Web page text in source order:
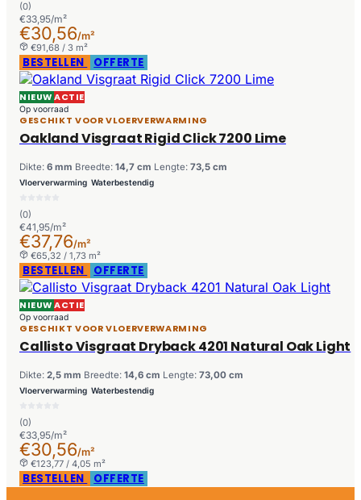
(0)
€33,95/m²
€30,56/m²
€91,68 / 3 m²
BESTELLEN OFFERTE
NIEUWACTIE
Op voorraad
GESCHIKT VOOR VLOERVERWARMING
Oakland Visgraat Rigid Click 7200 Lime
Dikte: 6 mm Breedte: 14,7 cm Lengte: 73,5 cm
Vloerverwarming Waterbestendig
(0)
€41,95/m²
€37,76/m²
€65,32 / 1,73 m²
BESTELLEN OFFERTE
NIEUWACTIE
Op voorraad
GESCHIKT VOOR VLOERVERWARMING
Callisto Visgraat Dryback 4201 Natural Oak Light
Dikte: 2,5 mm Breedte: 14,6 cm Lengte: 73,00 cm
Vloerverwarming Waterbestendig
(0)
€33,95/m²
€30,56/m²
€123,77 / 4,05 m²
BESTELLEN OFFERTE